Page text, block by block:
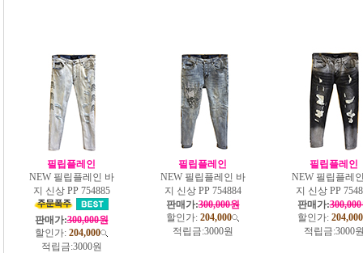
필립플레인
NEW 필립플레인 바
지 신상 PP 754885
판매가:300,000원
할인가: 204,000
적립금:3000원
필립플레인
NEW 필립플레인 바
지 신상 PP 754884
판매가:300,000원
할인가: 204,000
적립금:3000원
필립플레인
NEW 필립플레
지 신상 PP
판매가:
할인가: 204,000
적립금:3000